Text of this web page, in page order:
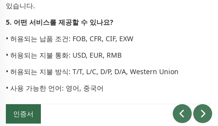
있습니다.
5. 어떤 서비스를 제공할 수 있나요?
• 허용되는 납품 조건: FOB, CFR, CIF, EXW
• 허용되는 지불 통화: USD, EUR, RMB
• 허용되는 지불 방식: T/T, L/C, D/P, D/A, Western Union
• 사용 가능한 언어: 영어, 중국어
인증서